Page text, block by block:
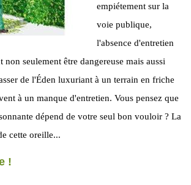
empiétement sur la
voie publique,
l'absence d'entretien
non seulement être dangereuse mais aussi
de l'Éden luxuriant à un terrain en friche
à un manque d'entretien. Vous pensez que
dépend de votre seul bon vou­loir ? La
cette oreille...
!